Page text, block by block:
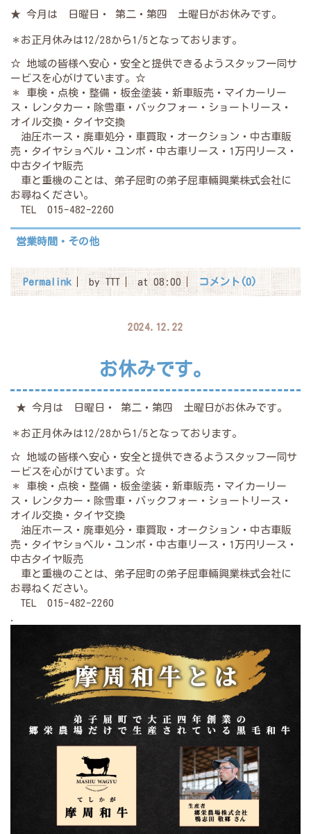
★ 今月は 日曜日・ 第二・第四 土曜日がお休みです。
＊お正月休みは12/28から1/5となっております。
☆ 地域の皆様へ安心・安全と提供できるようスタッフ一同サ
ービスを心がけています。☆
＊ 車検・点検・整備・板金塗装・新車販売・マイカーリー
ス・レンタカー・除雪車・バックフォー・ショートリース・
オイル交換・タイヤ交換
油圧ホース・廃車処分・車買取・オークション・中古車販
売・タイヤショベル・ユンボ・中古車リース・1万円リース・
中古タイヤ販売
車と重機のことは、弟子屈町の弟子屈車輛興業株式会社に
お尋ねください。
TEL 015-482-2260
営業時間・その他
Permalink by TTT at 08:00 コメント(0)
2024.12.22
お休みです。
★ 今月は 日曜日・ 第二・第四 土曜日がお休みです。
＊お正月休みは12/28から1/5となっております。
☆ 地域の皆様へ安心・安全と提供できるようスタッフ一同サ
ービスを心がけています。☆
＊ 車検・点検・整備・板金塗装・新車販売・マイカーリー
ス・レンタカー・除雪車・バックフォー・ショートリース・
オイル交換・タイヤ交換
油圧ホース・廃車処分・車買取・オークション・中古車販
売・タイヤショベル・ユンボ・中古車リース・1万円リース・
中古タイヤ販売
車と重機のことは、弟子屈町の弟子屈車輛興業株式会社に
お尋ねください。
TEL 015-482-2260